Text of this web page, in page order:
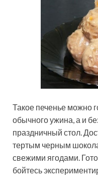
Такое печенье можно
обычного ужина, а и
праздничный стол.
тертым черным
свежими ягодами.
бойтесь